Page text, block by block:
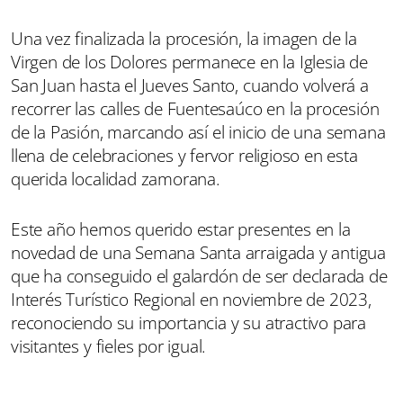
Una vez finalizada la procesión, la imagen de la
Virgen de los Dolores permanece en la Iglesia de
San Juan hasta el Jueves Santo, cuando volverá a
recorrer las calles de Fuentesaúco en la procesión
de la Pasión, marcando así el inicio de una semana
llena de celebraciones y fervor religioso en esta
querida localidad zamorana.
Este año hemos querido estar presentes en la
novedad de una Semana Santa arraigada y antigua
que ha conseguido el galardón de ser declarada de
Interés Turístico Regional en noviembre de 2023,
reconociendo su importancia y su atractivo para
visitantes y fieles por igual.